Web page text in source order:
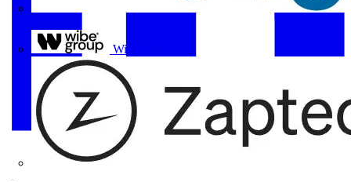
Wibe Group